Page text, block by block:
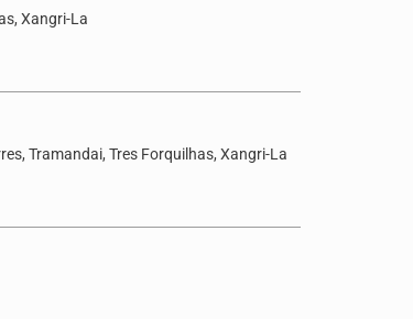
Xangri-La
Tramandai, Tres Forquilhas, Xangri-La